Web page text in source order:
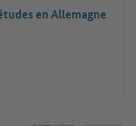
en Allemagne